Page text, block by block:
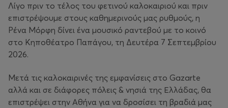
Λίγο πριν το τέλος του φετινού καλοκαιριού και πριν
επιστρέψουμε στους καθημερινούς μας ρυθμούς, η
Ρένα Μόρφη δίνει ένα μουσικό ραντεβού με το κοινό
στο Κηποθέατρο Παπάγου, τη Δευτέρα 7 Σεπτεμβρίου
2026.
Mετά τις καλοκαιρινές της εμφανίσεις στο Gazarte
αλλά και σε διάφορες πόλεις & νησιά της Ελλάδας, θα
επιστρέψει στην Αθήνα για να δροσίσει τη βραδιά μας